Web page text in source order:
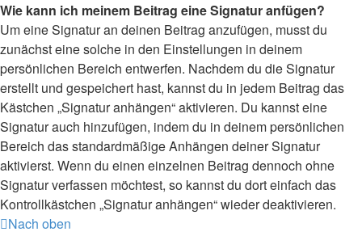
Wie kann ich meinem Beitrag eine Signatur anfügen?
Um eine Signatur an deinen Beitrag anzufügen, musst du
zunächst eine solche in den Einstellungen in deinem
persönlichen Bereich entwerfen. Nachdem du die Signatur
erstellt und gespeichert hast, kannst du in jedem Beitrag das
Kästchen „Signatur anhängen“ aktivieren. Du kannst eine
Signatur auch hinzufügen, indem du in deinem persönlichen
Bereich das standardmäßige Anhängen deiner Signatur
aktivierst. Wenn du einen einzelnen Beitrag dennoch ohne
Signatur verfassen möchtest, so kannst du dort einfach das
Kontrollkästchen „Signatur anhängen“ wieder deaktivieren.
Nach oben